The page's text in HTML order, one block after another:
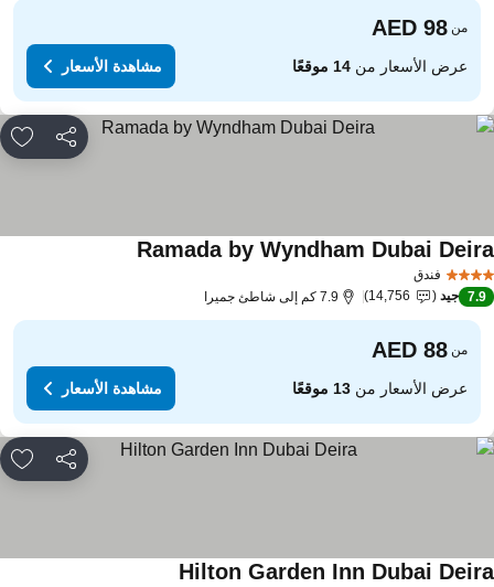
من
عرض الأسعار من14 موقعًا مشاهدة الأسعار
مشاركة
فندق
Ramada by Wyndham Dubaiمشاهدة الأسعار
7.9 جيد 14,756 7.9 كم إلى شاطئ جميرا
من
عرض الأسعار من13 موقعًا مشاهدة الأسعار
مشاركة
Hilton Garden Inn Dubai